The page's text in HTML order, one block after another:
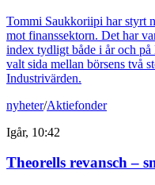
Tommi Saukkoriipi har styrt
mot finanssektorn. Det har
index tydligt både i år och
valt sida mellan börsens två
Industrivärden.
nyheter/Aktiefonder
Igår, 10:42
Theorells revansch –